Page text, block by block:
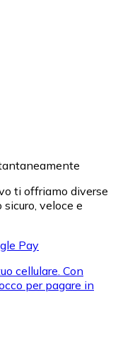
ti offriamo diverse
veloce e
Pay
cellulare. Con
per pagare in